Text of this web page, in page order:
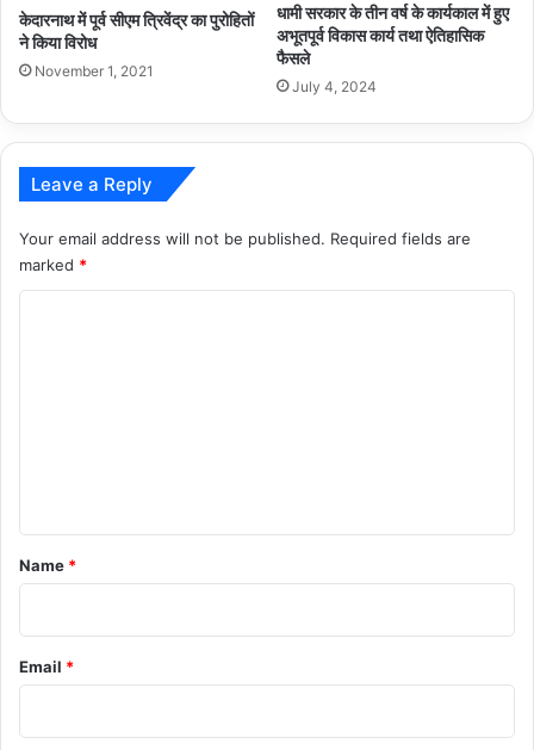
केदारनाथ में पूर्व सीएम त्रिवेंद्र का पुरोहितों
ने किया विरोध
November 1, 2021
धामी सरकार के तीन वर्ष के कार्यकाल में हुए
अभूतपूर्व विकास कार्य तथा ऐतिहासिक
फैसले
July 4, 2024
Leave a Reply
Your email address will not be published. Required fields are
marked *
*
Name *
Email *